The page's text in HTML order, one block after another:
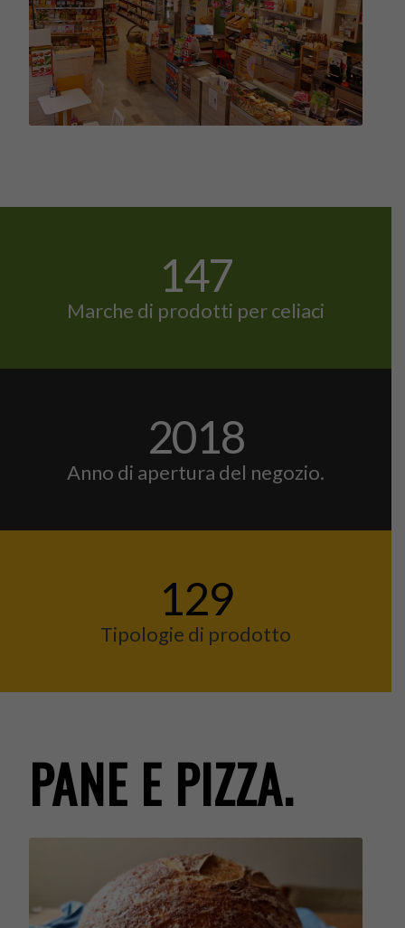
147
Marche di prodotti per celiaci
2018
Anno di apertura del negozio.
129
Tipologie di prodotto
PANE E PIZZA.